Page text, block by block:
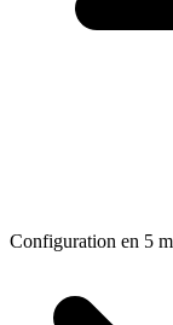
Configuration en 5